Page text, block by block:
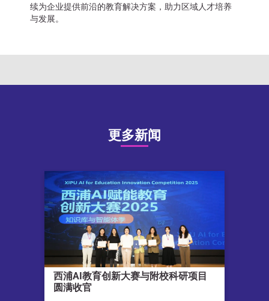
续为企业提供前沿的教育解决方案，助力区域人才培养
与发展。
更多新闻
西浦AI教育创新大赛与附校科研项目
圆满收官